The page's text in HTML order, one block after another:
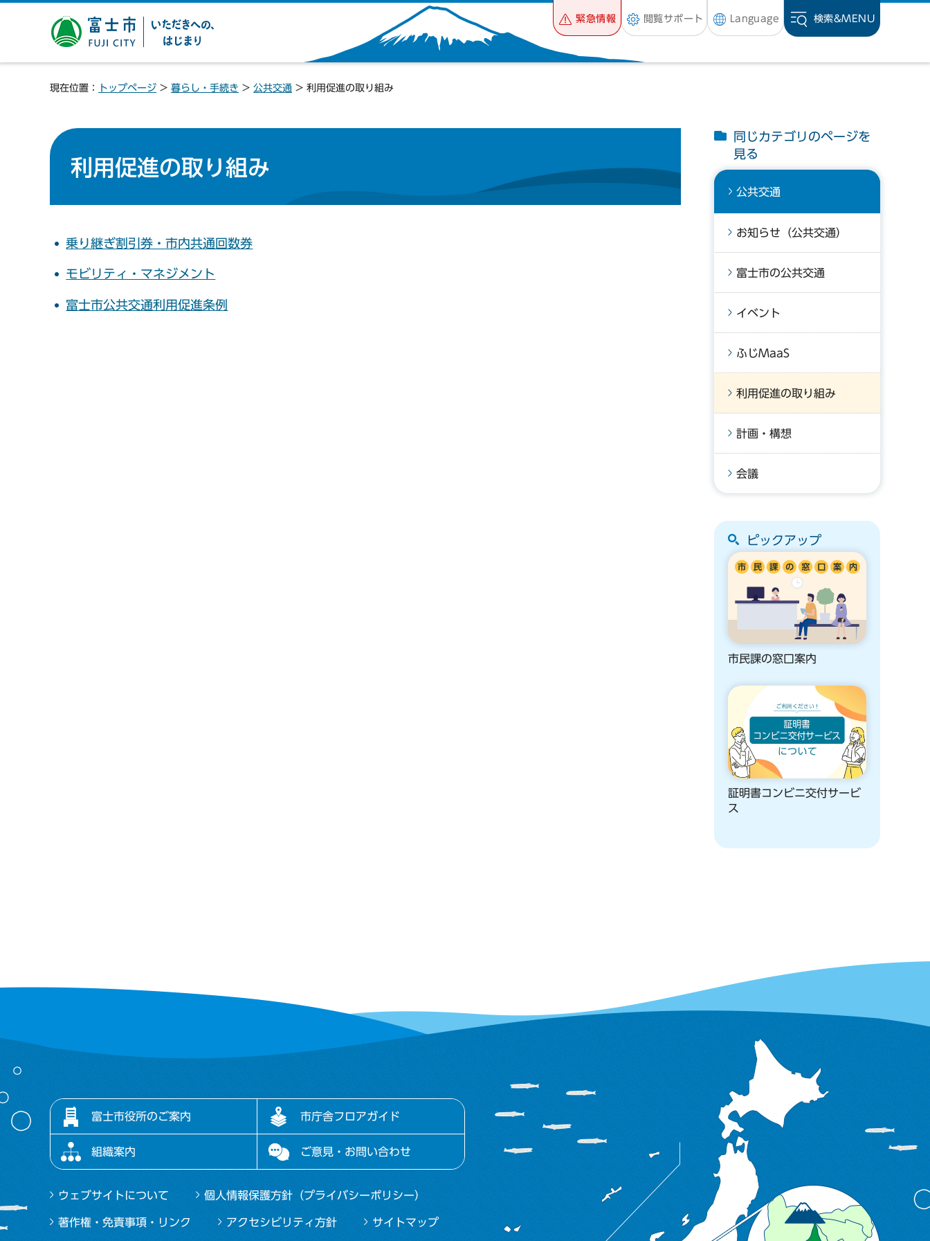
富士市 いただきへの、は
じまり
緊急情報 閲覧サポート Language 検索&MENU
現在位置： トップページ > 暮らし・手続き > 公共交通 > 利用促進の取り組み
利用促進の取り組み
乗り継ぎ割引券・市内共通回数券
モビリティ・マネジメント
富士市公共交通利用促進条例
同じカテゴリのページを
見る
公共交通
お知らせ（公共交通）
富士市の公共交通
イベント
ふじMaaS
利用促進の取り組み
計画・構想
会議
ピックアップ
市民課の窓口案内
証明書コンビニ交付サービ
ス
富士市役所のご案内 市庁舎フロアガイド
組織案内 ご意見・お問い合わせ
ウェブサイトについて 個人情報保護方針（プライバシーポリシー）
著作権・免責事項・リンク アクセシビリティ方針 サイトマップ